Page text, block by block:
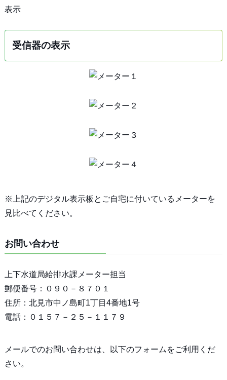
表示
受信器の表示
※上記のデジタル表示板とご自宅に付いているメーターを
見比べてください。
お問い合わせ
上下水道局給排水課メーター担当
郵便番号：０９０－８７０１
住所：北見市中ノ島町1丁目4番地1号
電話：０１５７－２５－１１７９
メールでのお問い合わせは、以下のフォームをご利用くだ
さい。